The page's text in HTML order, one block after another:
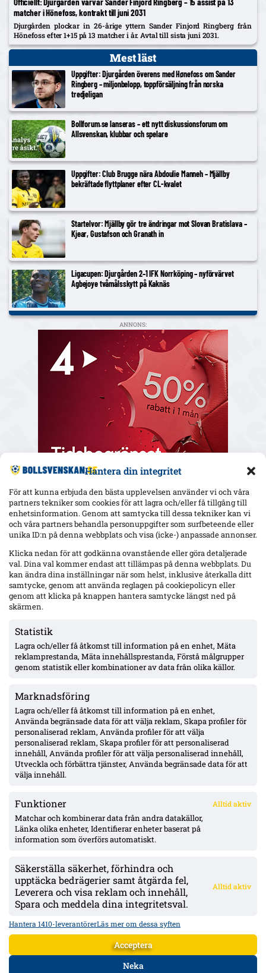
Hantera din integritet
För att kunna erbjuda den bästa upplevelsen använder vi och våra
partners tekniker som cookies för att lagra och/eller få tillgång till
enhetsinformation. Genom att samtycka till dessa tekniker kan vi
och våra partners behandla personuppgifter som surfbeteende eller
unika ID:n på denna webbplats och visa (icke-) anpassade annonser.
Klicka nedan för att godkänna ovanstående eller göra detaljerade
val. Dina val kommer endast att tillämpas på denna webbplats. Du
kan ändra dina inställningar när som helst, inklusive återkalla ditt
samtycke, genom att använda reglagen på cookiepolicyn eller
genom att klicka på knappen hantera samtycke längst ned på
skärmen.
Statistik
Lagra och/eller få åtkomst till information på en enhet, Mäta
reklamprestanda, Mäta innehållsprestanda, Förstå målgrupper
genom statistik eller kombinationer av data från olika källor.
Marknadsföring
Lagra och/eller få åtkomst till information på en enhet,
Använda begränsade data för att välja reklam, Skapa profiler för
personaliserad reklam, Använda profiler för att välja
personaliserad reklam, Skapa profiler för att personaliserad
innehåll, Använda profiler för att välja personaliserad innehåll,
Utveckla och förbättra tjänster, Använda begränsade data för att
välja innehåll.
Funktioner Alltid aktiv
Matchar och kombinerar data från andra datakällor,
Länka olika enheter, Identifierar enheter baserat på
information som överförs automatiskt.
Säkerställa säkerhet, förhindra och
upptäcka bedrägerier samt åtgärda fel,
Leverera och visa reklam och innehåll,
Spara och meddela dina integritetsval.
Alltid aktiv
Hantera 1410-leverantörerLäs mer om dessa syften
Acceptera
Neka
matcher i Hönefoss, kontrakt till juni 2031
Djurgården plockar in 26-årige yttern Sander Finjord Ringberg från
Hönefoss efter 1+15 på 13 matcher i år. Avtal till sista juni 2031.
Mest läst
Uppgifter: Djurgården överens med Hønefoss om Sander
Ringberg – miljonbelopp, toppförsäljning från norska
tredjeligan
Bollforum.se lanseras – ett nytt diskussionsforum om
Allsvenskan, klubbar och spelare
Uppgifter: Club Brugge nära Abdoulie Manneh – Mjällby
bekräftade flyttplaner efter CL-kvalet
Startelvor: Mjällby gör tre ändringar mot Slovan Bratislava –
Kjear, Gustafson och Granath in
Ligacupen: Djurgården 2–1 IFK Norrköping – nyförvärvet
Agbejoye tvåmålsskytt på Kaknäs
ANNONS:
Senaste
bortdömt och Rydström hyllas inför returen
Isak Dahlqvist hattrick – Tromsø 5–0 borta mot CFR Cluj i
Officiellt: Djurgården värvar Sander Finjord Ringberg – 15
assist på 13 matcher i Hönefoss, kontrakt till juni 2031
Officiellt: Stefano Vecchia lämnar Malmö FF – två SM-guld och
ett cupguld i bagaget
IFK Göteborg 0–1 mot Gent: Goores firande utlöste bråk – VAR-
ilska och heta scener inför returen
ÖVERSIKT
Nyheter & Reportage
Spelarbetyg
KONTAKT
kontakt@bollsvenskan.se
redaktionen@bollsvenskan.se
jobb@bollsvenskan.se
ÖVRIGT
Annonsera